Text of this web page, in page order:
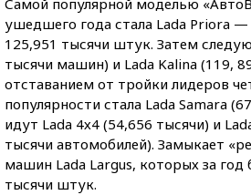
Самой популярной моделью
ушедшего года стала Lada Priora
125,951 тысячи штук. Затем
тысячи машин) и Lada Kalina (119,
отставанием от тройки лидеров
популярности стала Lada Samara
идут Lada 4х4 (54,656 тысячи) и
тысячи автомобилей). Замыкает
машин Lada Largus, которых за
тысячи штук.